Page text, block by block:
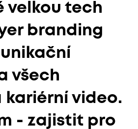
velkou tech
branding
všech
kariérní video.
- zajistit pro